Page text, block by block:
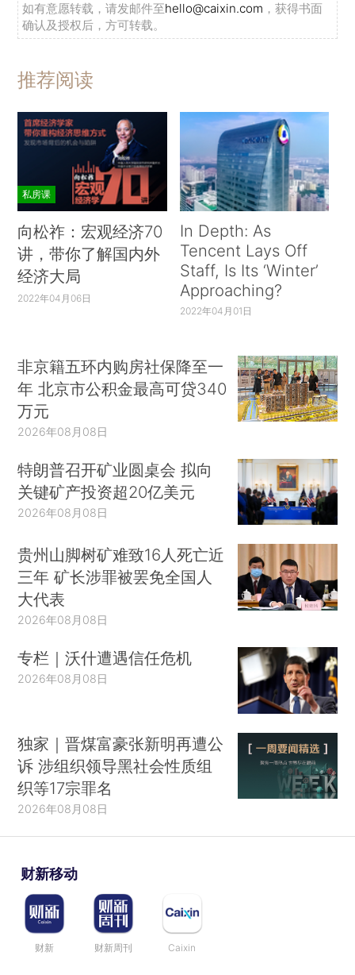
如有意愿转载，请发邮件至hello@caixin.com ，获得书面
确认及授权后，方可转载。
推荐阅读
私房课
向松祚：宏观经济70
讲，带你了解国内外
经济大局
2022年04月06日
In Depth: As
Tencent Lays Off
Staff, Is Its ‘Winter’
Approaching?
2022年04月01日
非京籍五环内购房社保降至一
年 北京市公积金最高可贷340
万元
2026年08月08日
特朗普召开矿业圆桌会 拟向
关键矿产投资超20亿美元
2026年08月08日
贵州山脚树矿难致16人死亡近
三年 矿长涉罪被罢免全国人
大代表
2026年08月08日
专栏｜沃什遭遇信任危机
2026年08月08日
独家｜晋煤富豪张新明再遭公
诉 涉组织领导黑社会性质组
织等17宗罪名
2026年08月08日
财新移动
财新 财新周刊 Caixin